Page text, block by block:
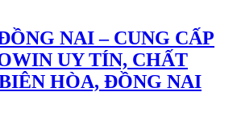
NAI – CUNG CẤP
UY TÍN, CHẤT
HÒA, ĐỒNG NAI